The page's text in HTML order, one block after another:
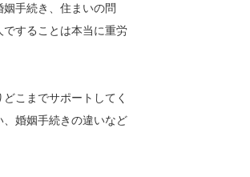
手続き、住まいの問
することは本当に重労
こまでサポートしてく
婚姻手続きの違いなど